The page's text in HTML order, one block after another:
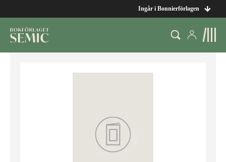
Ingår i Bonnierförlagen